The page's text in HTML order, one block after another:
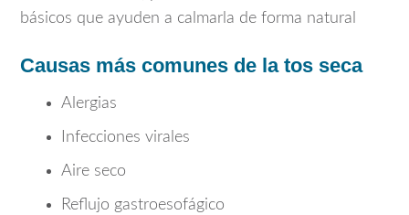
básicos que ayuden a calmarla de forma natural
Causas más comunes de la tos seca
Alergias
Infecciones virales
Aire seco
Reflujo gastroesofágico